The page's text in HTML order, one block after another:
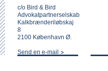
c/o Bird & Bird
Advokatpartnerselskab
Kalkbrænderiløbskaj
8
2100 København Ø.
Send en e-mail